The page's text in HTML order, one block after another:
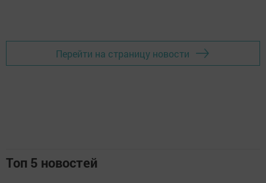
Перейти на страницу новости
Топ 5 новостей